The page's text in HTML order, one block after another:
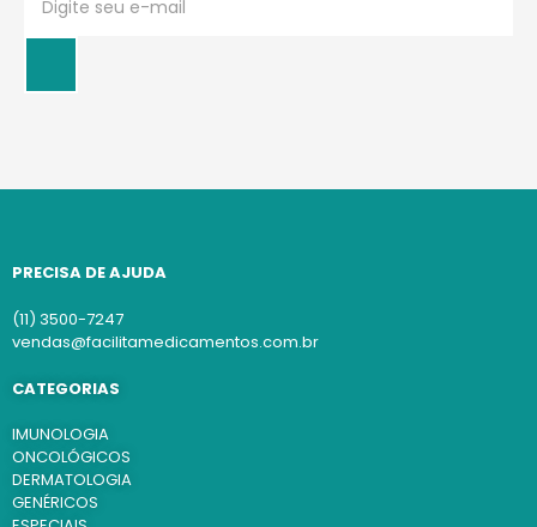
PRECISA DE AJUDA
(11) 3500-7247
vendas@facilitamedicamentos.com.br
CATEGORIAS
IMUNOLOGIA
ONCOLÓGICOS
DERMATOLOGIA
GENÉRICOS